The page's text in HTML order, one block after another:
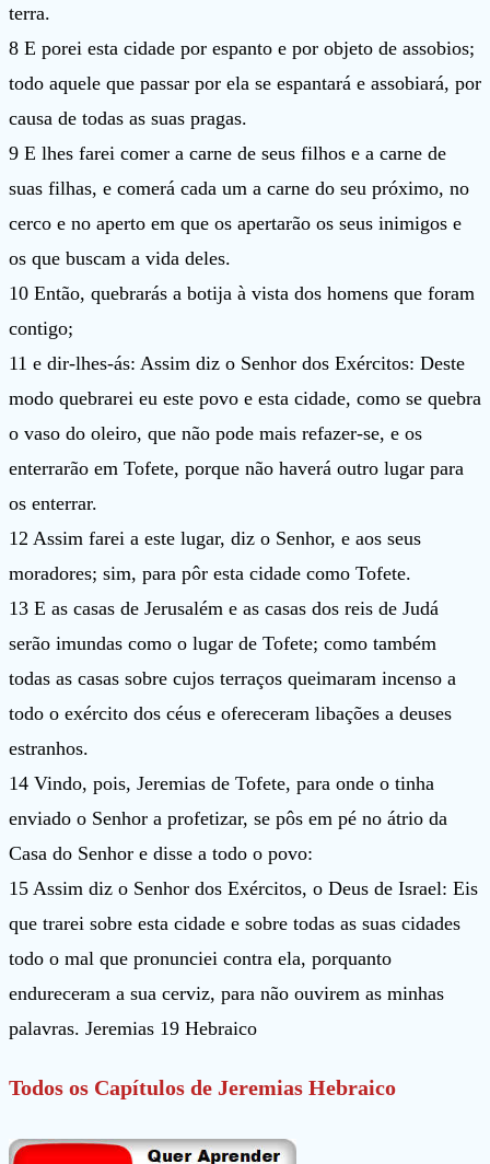
terra.
8 E porei esta cidade por espanto e por objeto de assobios;
todo aquele que passar por ela se espantará e assobiará, por
causa de todas as suas pragas.
9 E lhes farei comer a carne de seus filhos e a carne de
suas filhas, e comerá cada um a carne do seu próximo, no
cerco e no aperto em que os apertarão os seus inimigos e
os que buscam a vida deles.
10 Então, quebrarás a botija à vista dos homens que foram
contigo;
11 e dir-lhes-ás: Assim diz o Senhor dos Exércitos: Deste
modo quebrarei eu este povo e esta cidade, como se quebra
o vaso do oleiro, que não pode mais refazer-se, e os
enterrarão em Tofete, porque não haverá outro lugar para
os enterrar.
12 Assim farei a este lugar, diz o Senhor, e aos seus
moradores; sim, para pôr esta cidade como Tofete.
13 E as casas de Jerusalém e as casas dos reis de Judá
serão imundas como o lugar de Tofete; como também
todas as casas sobre cujos terraços queimaram incenso a
todo o exército dos céus e ofereceram libações a deuses
estranhos.
14 Vindo, pois, Jeremias de Tofete, para onde o tinha
enviado o Senhor a profetizar, se pôs em pé no átrio da
Casa do Senhor e disse a todo o povo:
15 Assim diz o Senhor dos Exércitos, o Deus de Israel: Eis
que trarei sobre esta cidade e sobre todas as suas cidades
todo o mal que pronunciei contra ela, porquanto
endureceram a sua cerviz, para não ouvirem as minhas
palavras. Jeremias 19 Hebraico
Todos os Capítulos de Jeremias Hebraico